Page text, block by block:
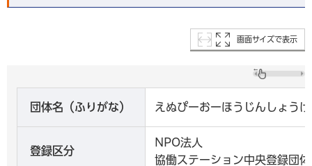
画面サイズで表示
団体名（ふりがな） えぬぴーおーほうじんしょう
登録区分
NPO法人
協働ステーション中央登録団体